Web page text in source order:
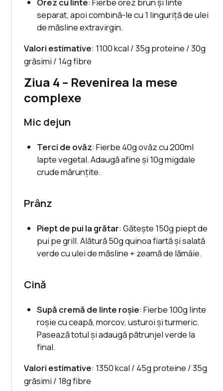
separat, apoi combină-le cu 1 linguriță de ulei
de măsline extravirgin.
Valori estimative: 1100 kcal / 35g proteine / 30g
grăsimi / 14g fibre
Ziua 4 – Revenirea la mese
complexe
Mic dejun
Terci de ovăz: Fierbe 40g ovăz cu 200ml
lapte vegetal. Adaugă afine și 10g migdale
crude mărunțite.
Prânz
Piept de pui la grătar: Gătește 150g piept de
pui pe grill. Alătură 50g quinoa fiartă și salată
verde cu ulei de măsline + zeamă de lămâie.
Cină
Supă cremă de linte roșie: Fierbe 100g linte
roșie cu ceapă, morcov, usturoi și turmeric.
Pasează totul și adaugă pătrunjel verde la
final.
Valori estimative: 1350 kcal / 45g proteine / 35g
grăsimi / 18g fibre